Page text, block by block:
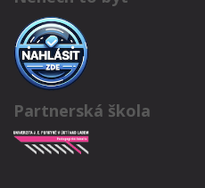
Partnerská škola